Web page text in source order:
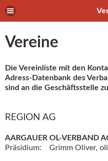
Vereine
Die Vereinliste mit den
Adress-Datenbank des
sind an die Geschäftsstelle
REGION AG
AARGAUER OL-VERBAND
Präsidium:
Grimm Oliver,